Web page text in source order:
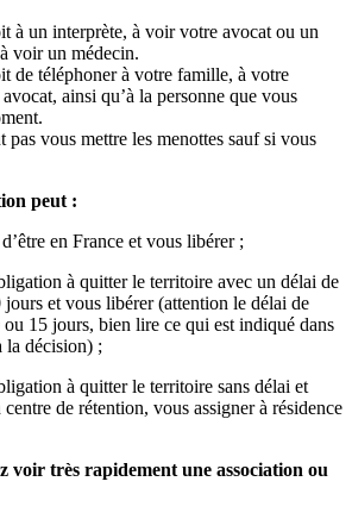
à un interprète, à voir votre avocat ou un
voir un médecin.
de téléphoner à votre famille, à votre
ainsi qu’à la personne que vous
pas vous mettre les menottes sauf si vous
peut :
en France et vous libérer ;
à quitter le territoire avec un délai de
et vous libérer (attention le délai de
ou 15 jours, bien lire ce qui est indiqué dans
la décision) ;
à quitter le territoire sans délai et
de rétention, vous assigner à résidence
voir très rapidement une association ou